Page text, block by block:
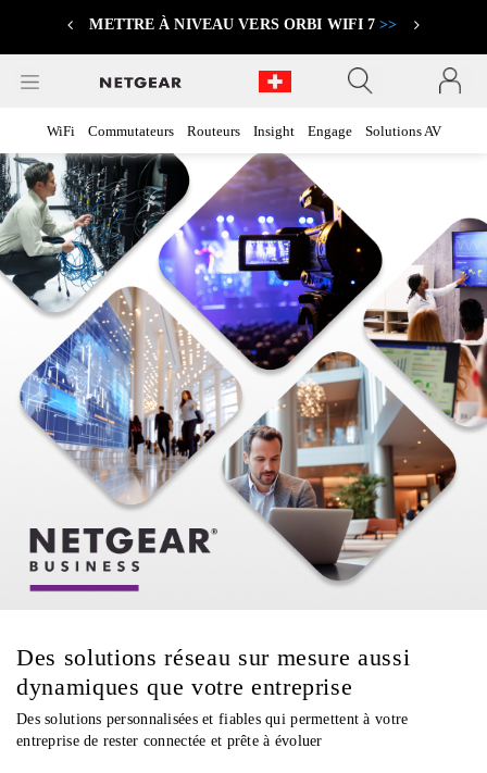
METTRE À NIVEAU VERS ORBI WIFI 7>>
WiFi Commutateurs Routeurs Insight Engage Solutions AV
Des solutions réseau sur mesure aussi
dynamiques que votre entreprise
Des solutions personnalisées et fiables qui permettent à votre
entreprise de rester connectée et prête à évoluer